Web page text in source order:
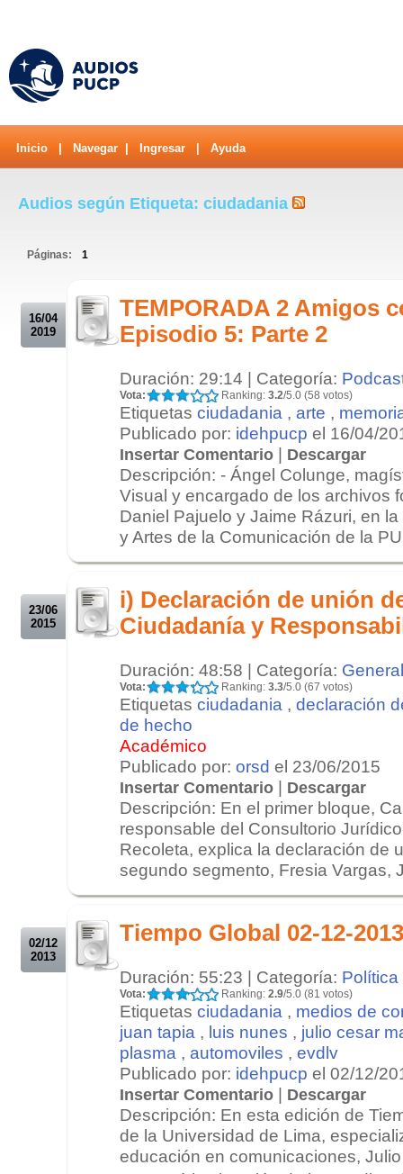
Inicio Navegar Ingresar Ayuda
Audios según Etiqueta: ciudadania
Páginas: 1
16/04
2019
TEMPORADA 2 Amigos
Episodio 5: Parte 2
Duración: 29:14 | Categoría:
Vota: Ranking: 3.2/5.0 (58 votos)
Etiquetas ciudadania , arte ,
Publicado por: idehpucp el 16/04/
Insertar Comentario | Descargar
Descripción: - Ángel Colunge,
Visual y encargado de los archivos
Daniel Pajuelo y Jaime Rázuri, en
y Artes de la Comunicación de la
23/06
2015
i) Declaración de unión
Ciudadanía y
Duración: 48:58 | Categoría: General
Vota: Ranking: 3.3/5.0 (67 votos)
Etiquetas ciudadania , declaración
de hecho
Académico
Publicado por: orsd el 23/06/2015
Insertar Comentario | Descargar
Descripción: En el primer bloque,
responsable del Consultorio
Recoleta, explica la declaración de
segundo segmento, Fresia Vargas,
02/12
2013
Tiempo Global 02-12-2013
Duración: 55:23 | Categoría: Política
Vota: Ranking: 2.9/5.0 (81 votos)
Etiquetas ciudadania , medios de
juan tapia , luis nunes , julio cesar
plasma , automoviles , evdlv
Publicado por: idehpucp el 02/12/
Insertar Comentario | Descargar
Descripción: En esta edición de
de la Universidad de Lima,
educación en comunicaciones,